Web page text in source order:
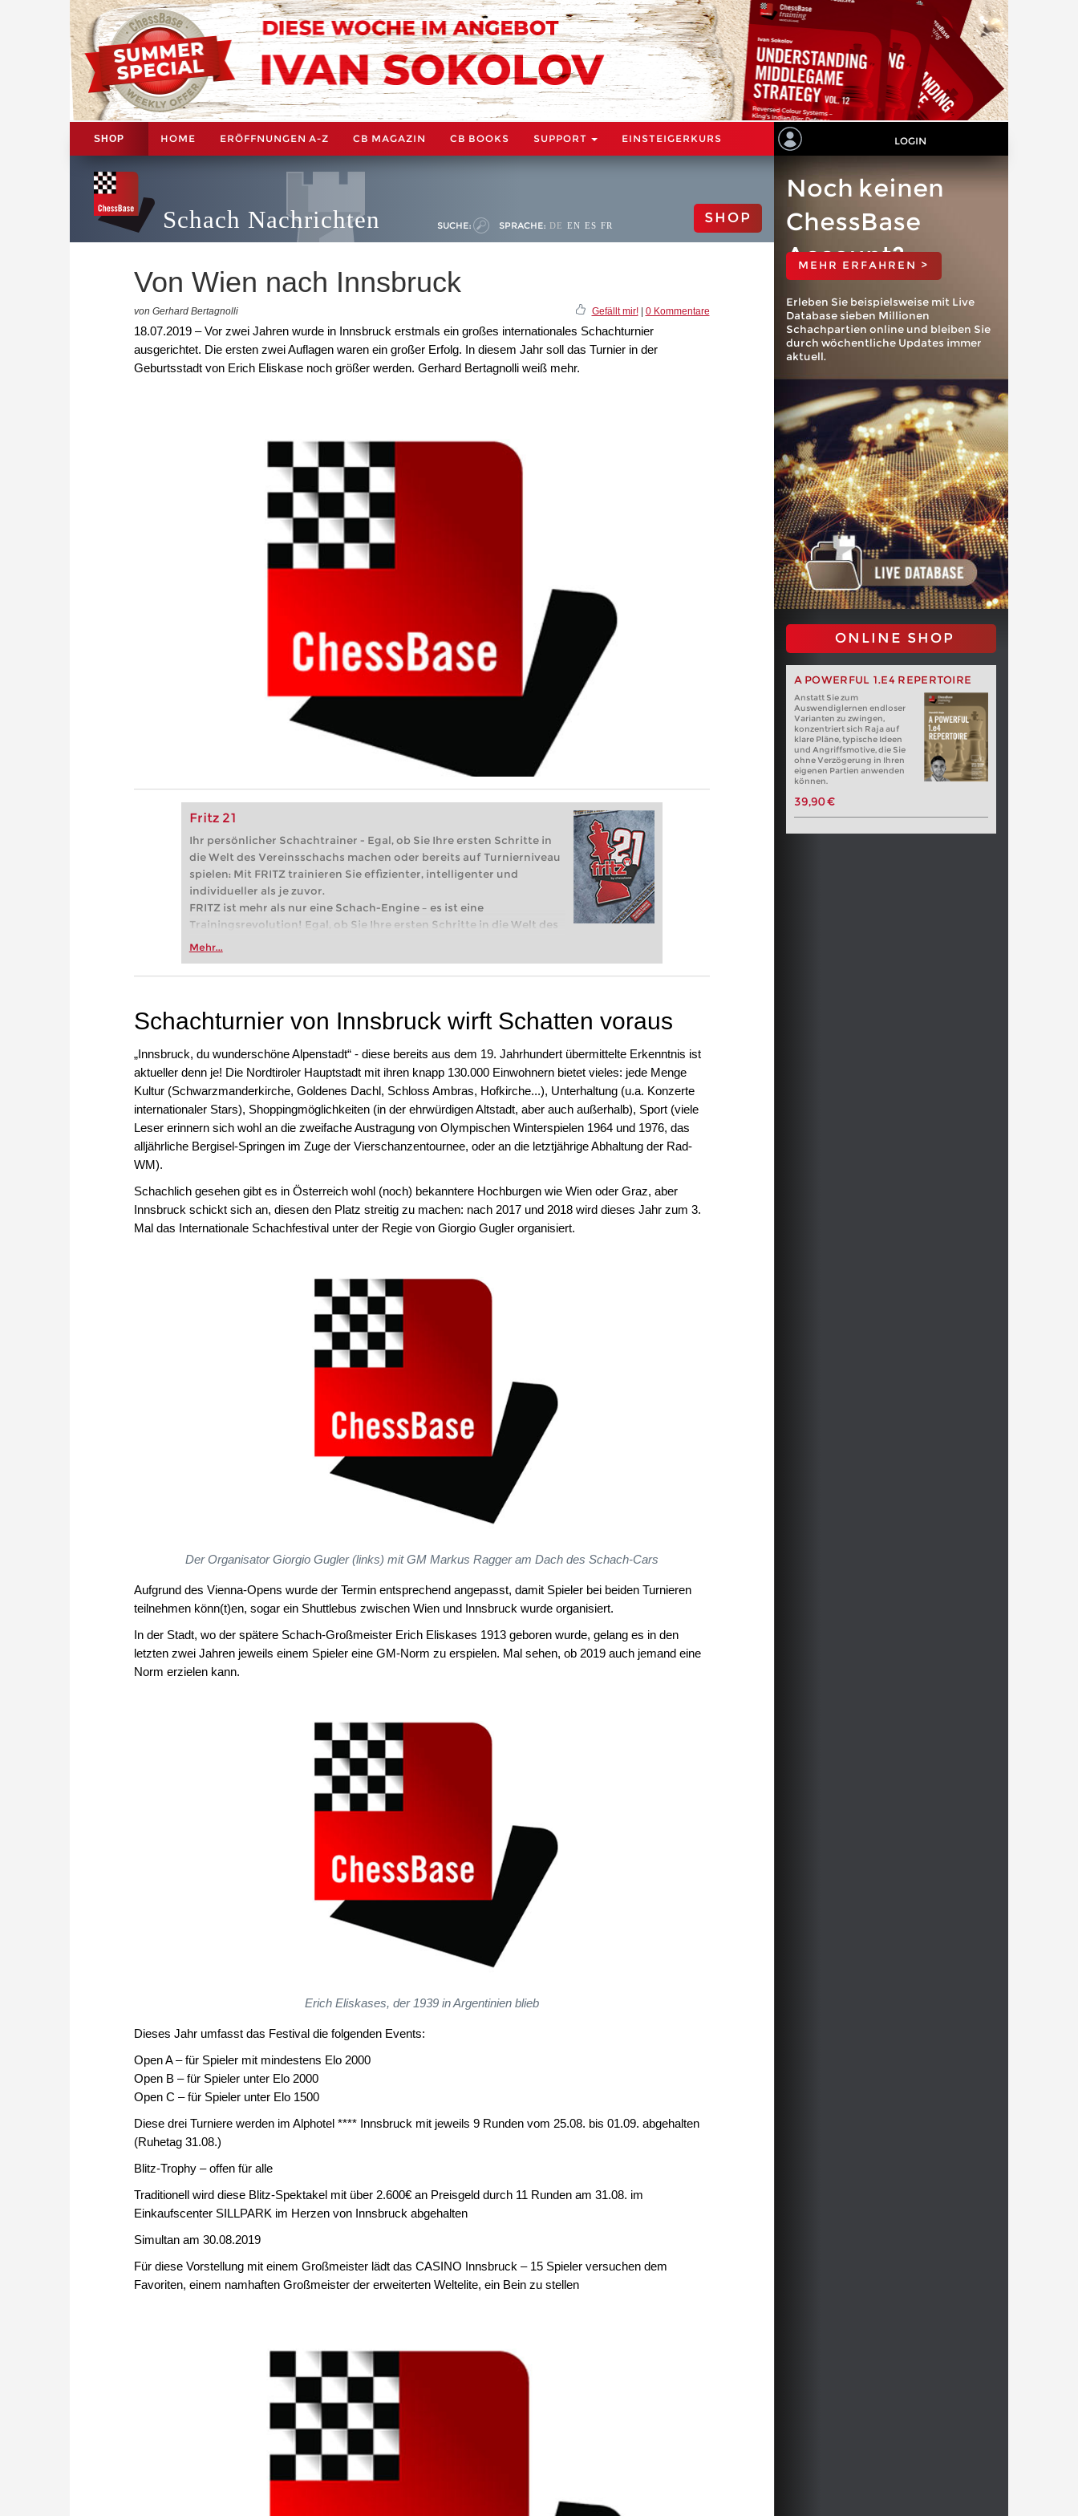
SHOP HOME ERÖFFNUNGEN A-Z CB MAGAZIN CB BOOKS SUPPORT EINSTEIGERKURS LOGIN
Schach Nachrichten SUCHE: SPRACHE: DE EN ES FR SHOP
Von Wien nach Innsbruck
von Gerhard Bertagnolli Gefällt mir!| 0 Kommentare
18.07.2019 – Vor zwei Jahren wurde in Innsbruck erstmals ein großes internationales Schachturnier
ausgerichtet. Die ersten zwei Auflagen waren ein großer Erfolg. In diesem Jahr soll das Turnier in der
Geburtsstadt von Erich Eliskase noch größer werden. Gerhard Bertagnolli weiß mehr.
Fritz 21
Ihr persönlicher Schachtrainer - Egal, ob Sie Ihre ersten Schritte in
die Welt des Vereinsschachs machen oder bereits auf Turnierniveau
spielen: Mit FRITZ trainieren Sie effizienter, intelligenter und
individueller als je zuvor.
FRITZ ist mehr als nur eine Schach-Engine – es ist eine
Trainingsrevolution! Egal, ob Sie Ihre ersten Schritte in die Welt des
Vereinsschachs machen oder bereits auf Turnierniveau spielen: Mit
zuvor.
Mehr...
Noch keinen
ChessBase
Account?
MEHR ERFAHREN >
Erleben Sie beispielsweise mit Live
Database sieben Millionen
Schachpartien online und bleiben Sie
durch wöchentliche Updates immer
aktuell.
ONLINE SHOP
A POWERFUL 1.E4 REPERTOIRE
Anstatt Sie zum
Auswendiglernen endloser
Varianten zu zwingen,
konzentriert sich Raja auf
klare Pläne, typische Ideen
und Angriffsmotive, die Sie
ohne Verzögerung in Ihren
eigenen Partien anwenden
können.
39,90 €
Schachturnier von Innsbruck wirft Schatten voraus
„Innsbruck, du wunderschöne Alpenstadt“ - diese bereits aus dem 19. Jahrhundert übermittelte Erkenntnis ist
aktueller denn je! Die Nordtiroler Hauptstadt mit ihren knapp 130.000 Einwohnern bietet vieles: jede Menge
Kultur (Schwarzmanderkirche, Goldenes Dachl, Schloss Ambras, Hofkirche...), Unterhaltung (u.a. Konzerte
internationaler Stars), Shoppingmöglichkeiten (in der ehrwürdigen Altstadt, aber auch außerhalb), Sport (viele
Leser erinnern sich wohl an die zweifache Austragung von Olympischen Winterspielen 1964 und 1976, das
alljährliche Bergisel-Springen im Zuge der Vierschanzentournee, oder an die letztjährige Abhaltung der Rad-
WM).
Schachlich gesehen gibt es in Österreich wohl (noch) bekanntere Hochburgen wie Wien oder Graz, aber
Innsbruck schickt sich an, diesen den Platz streitig zu machen: nach 2017 und 2018 wird dieses Jahr zum 3.
Mal das Internationale Schachfestival unter der Regie von Giorgio Gugler organisiert.
Der Organisator Giorgio Gugler (links) mit GM Markus Ragger am Dach des Schach-Cars
Aufgrund des Vienna-Opens wurde der Termin entsprechend angepasst, damit Spieler bei beiden Turnieren
teilnehmen könn(t)en, sogar ein Shuttlebus zwischen Wien und Innsbruck wurde organisiert.
In der Stadt, wo der spätere Schach-Großmeister Erich Eliskases 1913 geboren wurde, gelang es in den
letzten zwei Jahren jeweils einem Spieler eine GM-Norm zu erspielen. Mal sehen, ob 2019 auch jemand eine
Norm erzielen kann.
Erich Eliskases, der 1939 in Argentinien blieb
Dieses Jahr umfasst das Festival die folgenden Events:
Open A – für Spieler mit mindestens Elo 2000
Open B – für Spieler unter Elo 2000
Open C – für Spieler unter Elo 1500
Diese drei Turniere werden im Alphotel **** Innsbruck mit jeweils 9 Runden vom 25.08. bis 01.09. abgehalten
(Ruhetag 31.08.)
Blitz-Trophy – offen für alle
Traditionell wird diese Blitz-Spektakel mit über 2.600€ an Preisgeld durch 11 Runden am 31.08. im
Einkaufscenter SILLPARK im Herzen von Innsbruck abgehalten
Simultan am 30.08.2019
Für diese Vorstellung mit einem Großmeister lädt das CASINO Innsbruck – 15 Spieler versuchen dem
Favoriten, einem namhaften Großmeister der erweiterten Weltelite, ein Bein zu stellen